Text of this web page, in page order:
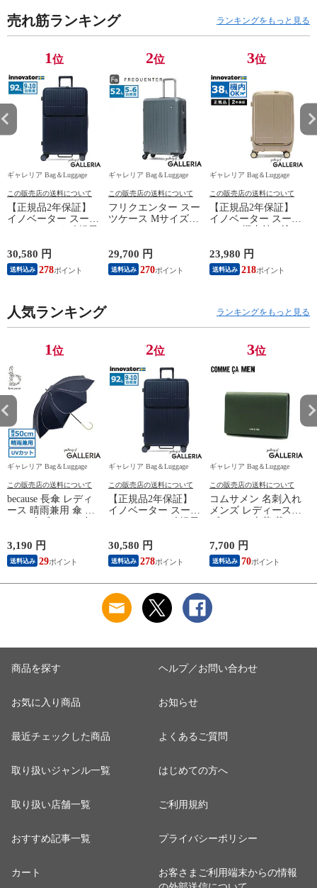
売れ筋ランキング ランキングをもっと見る
1位
ギャレリア Bag＆Luggage
この販売店の送料について
【正規品2年保証】
イノベーター スーツ
ケース Lサイズ 軽量
ース suitcase ストッ
パー フロントポケッ
ト キャリーバッグ
Extreme Journey 92L
Large INV90
30,580 円
送料込み 278
2位
ギャレリア Bag＆Luggage
この販売店の送料について
フリクエンター スー
ツケース Mサイズ
ス 52L 軽量 軽い 静
音 メンズ レディー
ス M TSロック 5泊 6
29,700 円
送料込み 270
3位
ギャレリア Bag＆Luggage
この販売店の送料について
【正規品2年保証】
イノベーター スーツ
ケース 機内持ち込み
量 innovator キャリー
ケース ブランド 小
さめ Sサイズ ストッ
Journey Cabin INV50
23,980 円
送料込み 218
人気ランキング ランキングをもっと見る
1位
ギャレリア Bag＆Luggage
この販売店の送料について
because 長傘 レディ
ース 晴雨兼用 傘 ビ
コーズ ブランド 女
手開き 手動開閉 親
骨50cm 8本骨 丈夫
軽量 UVカット100%
3,190 円
送料込み 29
2位
ギャレリア Bag＆Luggage
この販売店の送料について
【正規品2年保証】
イノベーター スーツ
ケース Lサイズ 軽量
ース suitcase ストッ
パー フロントポケッ
ト キャリーバッグ
Extreme Journey 92L
Large INV90
30,580 円
送料込み 278
3位
ギャレリア Bag＆Luggage
この販売店の送料について
コムサメン 名刺入れ
メンズ レディース
ブランド 本革 革
型 スリム 軽量 おし
ゃれ バイカラー カ
ードケース カード入
Cole 名刺入
WCM6755
7,700 円
送料込み 70
商品を探す
お気に入り商品
最近チェックした商品
取り扱いジャンル一覧
取り扱い店舗一覧
おすすめ記事一覧
カート
ヘルプ／お問い合わせ
お知らせ
よくあるご質問
はじめての方へ
ご利用規約
プライバシーポリシー
お客さまご利用端末からの情報